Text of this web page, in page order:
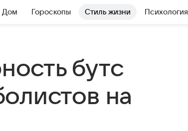
Дом Гороскопы Стиль жизни Психология
бутс
на